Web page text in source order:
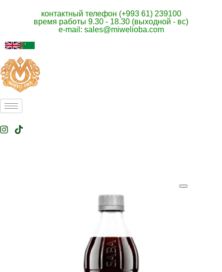
контактный телефон (+993 61) 239100
время работы 9.30 - 18.30 (выходной - вс)
e-mail: sales@miwelioba.com